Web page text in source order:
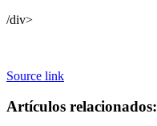
/div>
Source link
Artículos relacionados: